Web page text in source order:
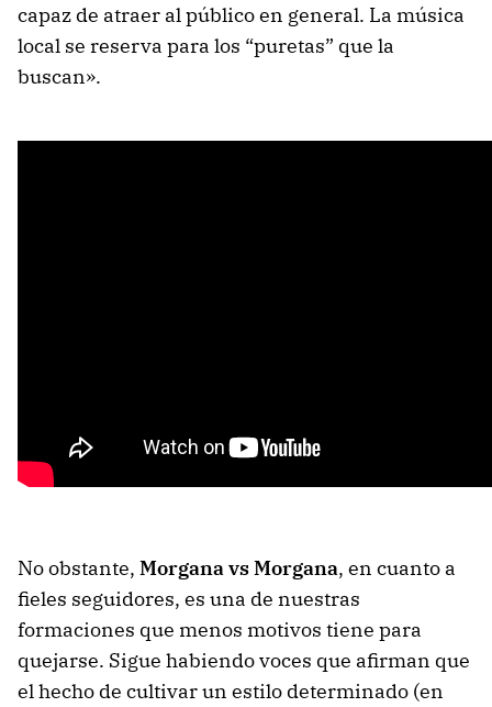
capaz de atraer al público en general. La música
local se reserva para los “puretas” que la
buscan».
No obstante, Morgana vs Morgana, en cuanto a
fieles seguidores, es una de nuestras
formaciones que menos motivos tiene para
quejarse. Sigue habiendo voces que afirman que
el hecho de cultivar un estilo determinado (en